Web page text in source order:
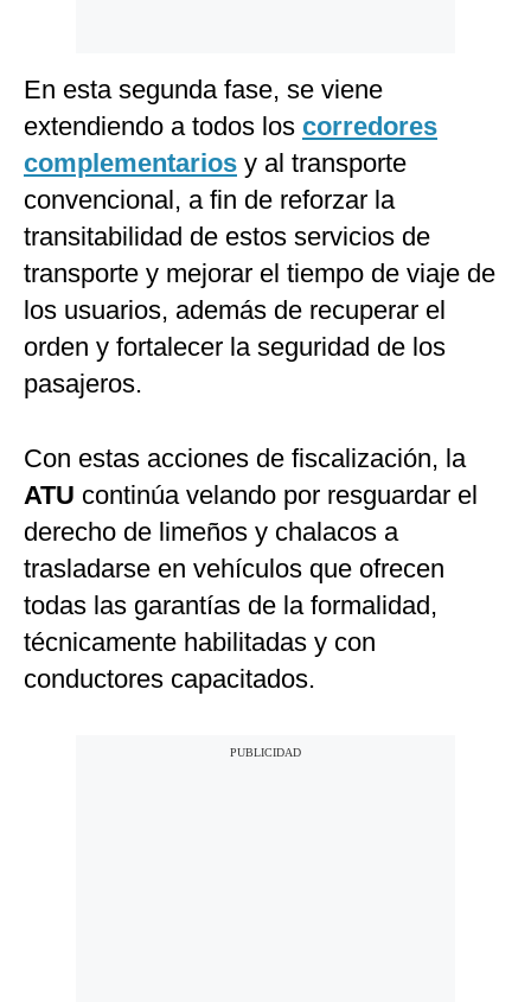
En esta segunda fase, se viene
extendiendo a todos los corredores
complementarios y al transporte
convencional, a fin de reforzar la
transitabilidad de estos servicios de
transporte y mejorar el tiempo de viaje de
los usuarios, además de recuperar el
orden y fortalecer la seguridad de los
pasajeros.
Con estas acciones de fiscalización, la
ATU continúa velando por resguardar el
derecho de limeños y chalacos a
trasladarse en vehículos que ofrecen
todas las garantías de la formalidad,
técnicamente habilitadas y con
conductores capacitados.